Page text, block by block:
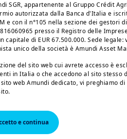
SGR, appartenente al Gruppo Crédit
autorizzata dalla Banca d'Italia e
e con il n°105 nella sezione dei gestori
presso il Registro delle
capitale di EUR 67.500.000. Sede
unico della società è Amundi Asset
del sito web cui avrete accesso è
in Italia o che accedono al sito stesso
web Amundi dedicato, vi preghiamo
dell'utilizzatore dei contenuti delle
del proprio sito a leggere con
sito web - inclusi i dati, le notizie, le
e continua